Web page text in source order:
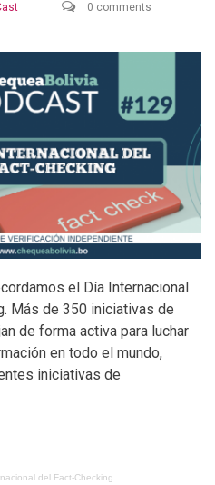
0 comments
el Día Internacional
Más de 350 iniciativas de
de forma activa para luchar
en todo el mundo,
iniciativas de
del Fact-Checking